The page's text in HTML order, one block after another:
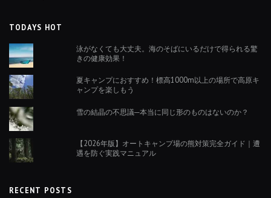
TODAYS HOT
泳がなくても大丈夫。海のそばにいるだけで得られる驚
きの健康効果！
夏キャンプにおすすめ！標高1000m以上の場所で高原キ
ャンプを楽しもう
雪の結晶の不思議─本当に同じ形のものはないのか？
【2026年版】オートキャンプ場の熊対策完全ガイド｜遭
遇を防ぐ実践マニュアル
RECENT POSTS